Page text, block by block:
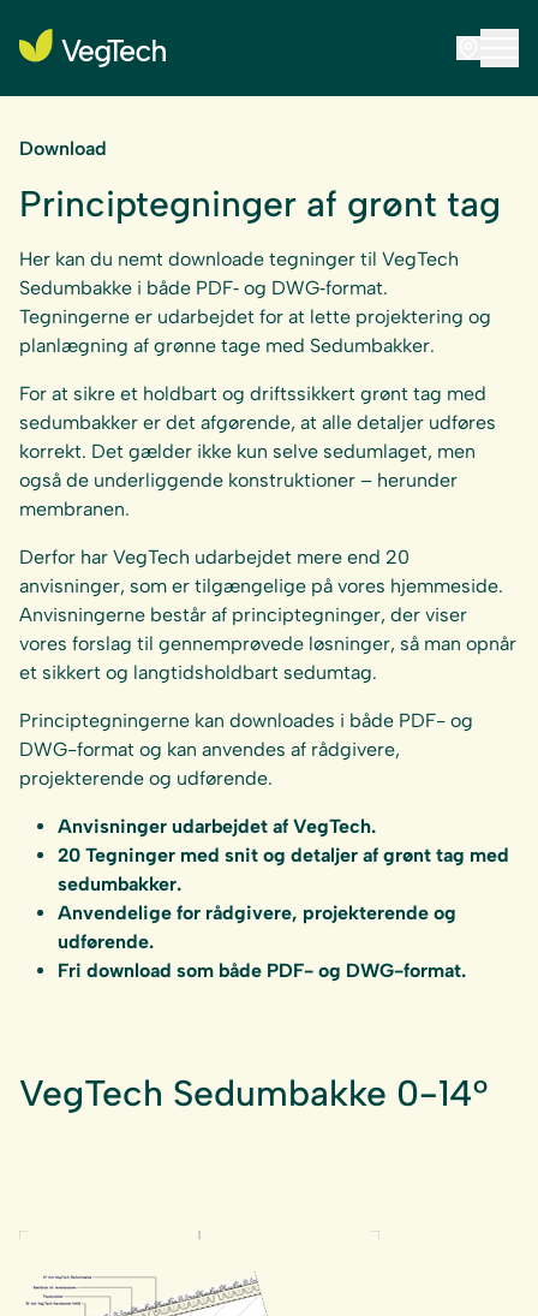
Download
Principtegninger af grønt tag
Her kan du nemt downloade tegninger til VegTech
Sedumbakke i både PDF‑ og DWG‑format.
Tegningerne er udarbejdet for at lette projektering og
planlægning af grønne tage med Sedumbakker.
For at sikre et holdbart og driftssikkert grønt tag med
sedumbakker er det afgørende, at alle detaljer udføres
korrekt. Det gælder ikke kun selve sedumlaget, men
også de underliggende konstruktioner – herunder
membranen.
Derfor har VegTech udarbejdet mere end 20
anvisninger, som er tilgængelige på vores hjemmeside.
Anvisningerne består af principtegninger, der viser
vores forslag til gennemprøvede løsninger, så man opnår
et sikkert og langtidsholdbart sedumtag.
Principtegningerne kan downloades i både PDF- og
DWG-format og kan anvendes af rådgivere,
projekterende og udførende.
Anvisninger udarbejdet af VegTech.
20 Tegninger med snit og detaljer af grønt tag med
sedumbakker.
Anvendelige for rådgivere, projekterende og
udførende.
Fri download som både PDF- og DWG-format.
VegTech Sedumbakke 0-14°